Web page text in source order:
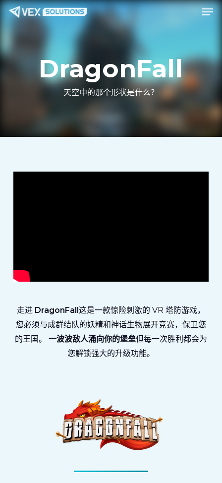
跳
要
菜单
DragonFall
天空中的那个形状是什么？
走进 DragonFall 这是一款惊险刺激的 VR 塔防游戏，
您必须与成群结队的妖精和神话生物展开竞赛，保卫您
的王国。 一波波敌人涌向你的堡垒但每一次胜利都会为
您解锁强大的升级功能。
Menu